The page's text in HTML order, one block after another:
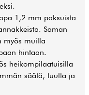
1,2 mm paksuista
Saman
myös muilla
hintaan.
heikompilaatuisilla
säätä, tuulta ja